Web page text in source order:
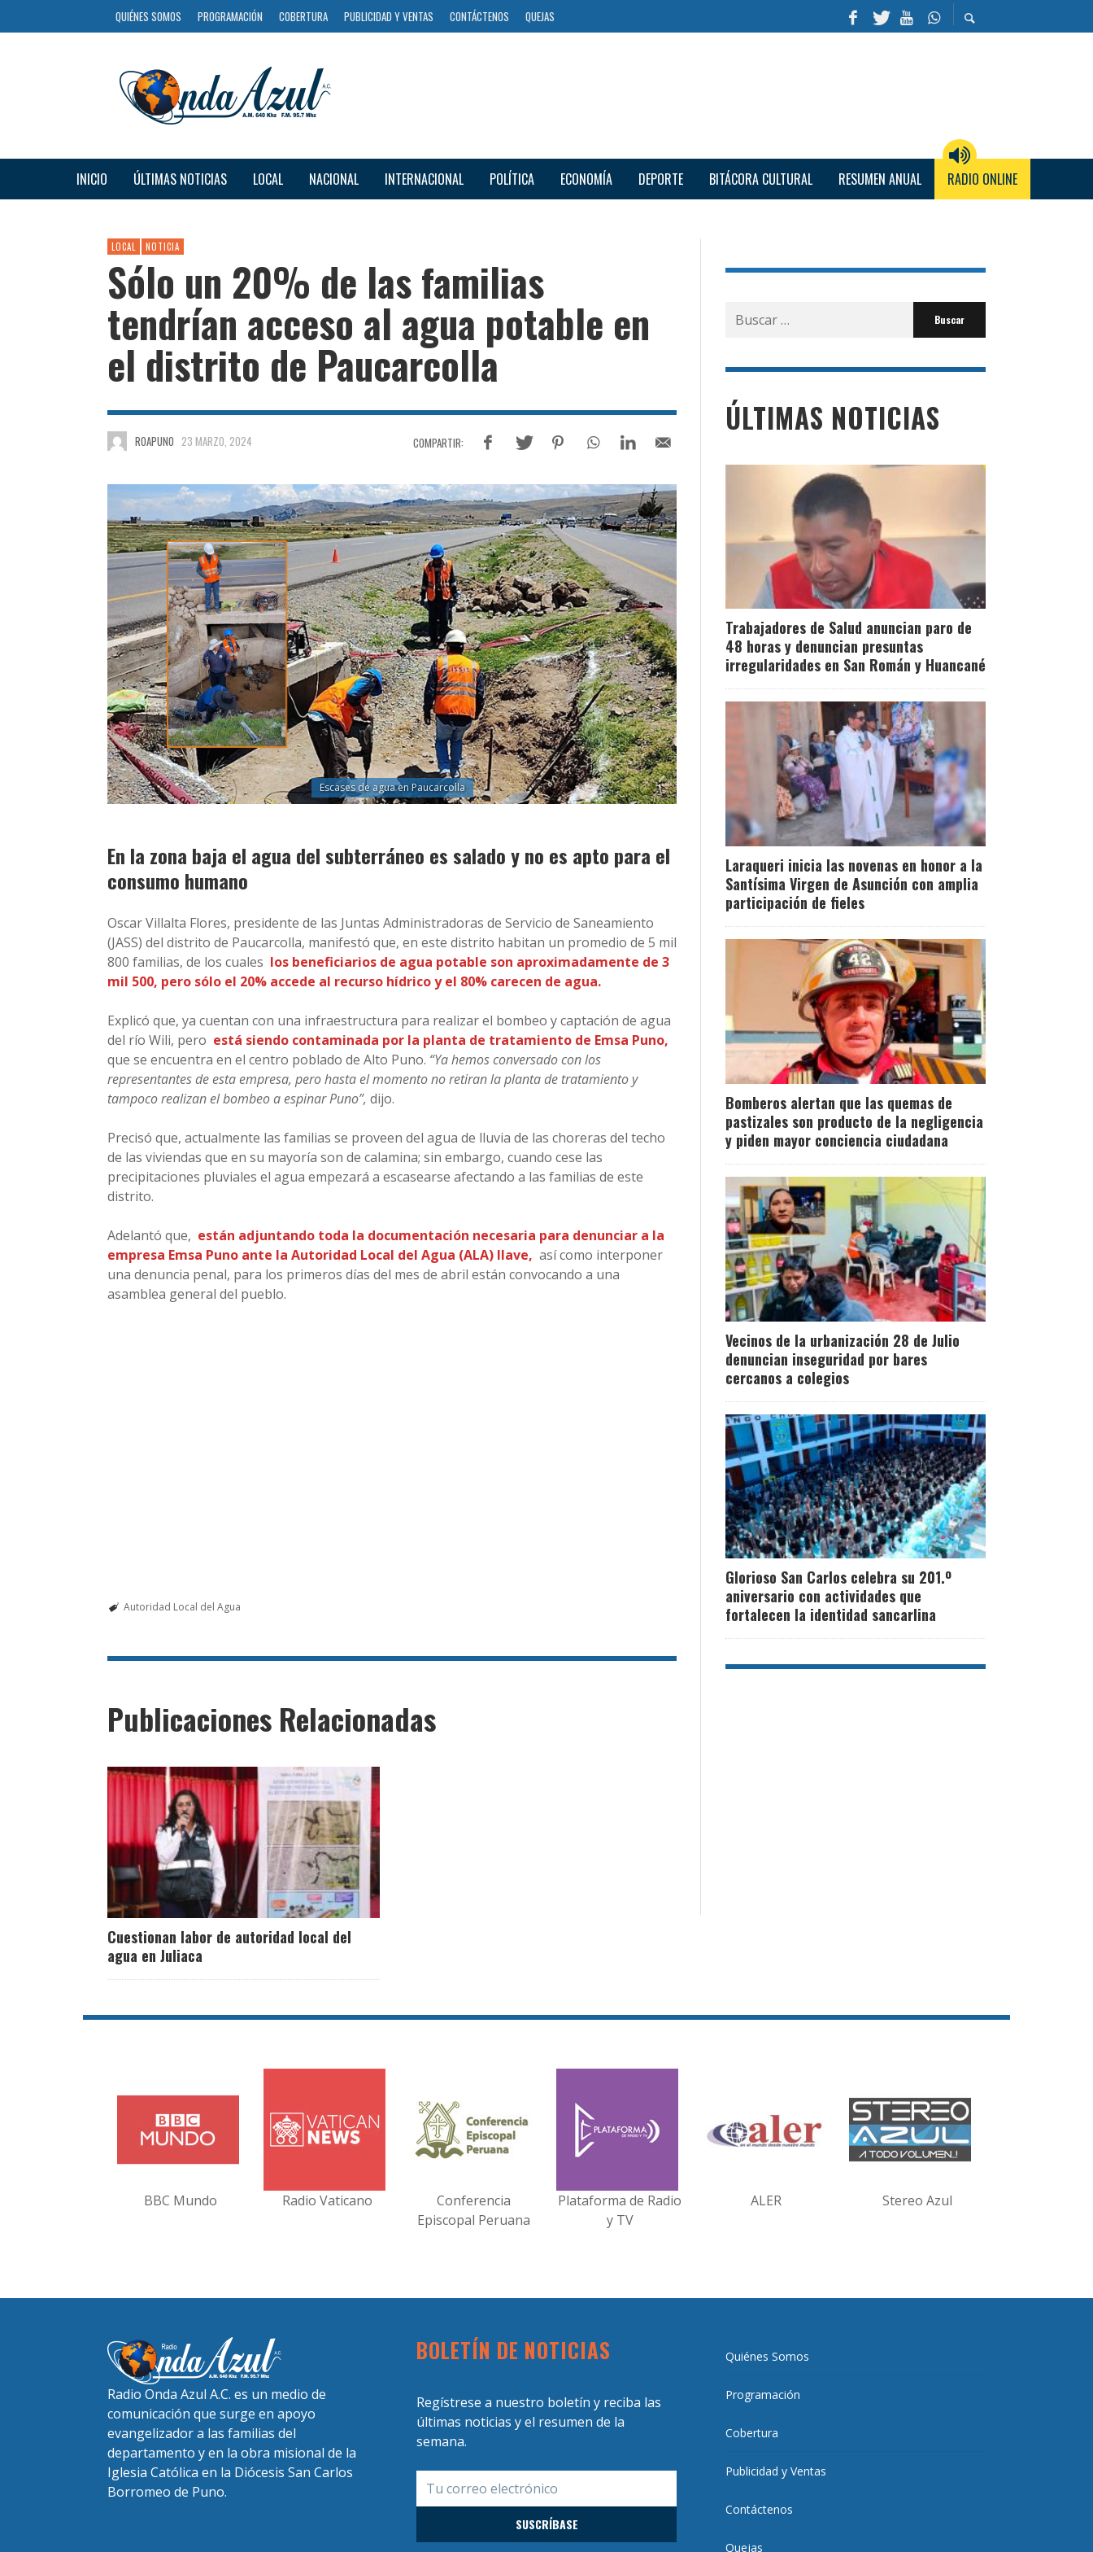
QUIÉNES SOMOS PROGRAMACIÓN COBERTURA PUBLICIDAD Y VENTAS CONTÁCTENOS QUEJAS
INICIO ÚLTIMAS NOTICIAS LOCAL NACIONAL INTERNACIONAL POLÍTICA ECONOMÍA DEPORTE BITÁCORA CULTURAL RESUMEN ANUAL RADIO ONLINE
LOCAL NOTICIA
Sólo un 20% de las familias
tendrían acceso al agua potable en
el distrito de Paucarcolla
ROAPUNO 23 MARZO, 2024
Escases de agua en Paucarcolla
En la zona baja el agua del subterráneo es salado y no es apto para el
consumo humano
Oscar Villalta Flores, presidente de las Juntas Administradoras de Servicio de Saneamiento
(JASS) del distrito de Paucarcolla, manifestó que, en este distrito habitan un promedio de 5 mil
800 familias, de los cuales los beneficiarios de agua potable son aproximadamente de 3
mil 500, pero sólo el 20% accede al recurso hídrico y el 80% carecen de agua.
Explicó que, ya cuentan con una infraestructura para realizar el bombeo y captación de agua
del río Wili, pero está siendo contaminada por la planta de tratamiento de Emsa Puno,
que se encuentra en el centro poblado de Alto Puno. “Ya hemos conversado con los
representantes de esta empresa, pero hasta el momento no retiran la planta de tratamiento y
tampoco realizan el bombeo a espinar Puno”, dijo.
Precisó que, actualmente las familias se proveen del agua de lluvia de las choreras del techo
de las viviendas que en su mayoría son de calamina; sin embargo, cuando cese las
precipitaciones pluviales el agua empezará a escasearse afectando a las familias de este
distrito.
Adelantó que, están adjuntando toda la documentación necesaria para denunciar a la
empresa Emsa Puno ante la Autoridad Local del Agua (ALA) Ilave, así como interponer
una denuncia penal, para los primeros días del mes de abril están convocando a una
asamblea general del pueblo.
Autoridad Local del Agua
Publicaciones Relacionadas
Cuestionan labor de autoridad local del
agua en Juliaca
Buscar
por:
ÚLTIMAS NOTICIAS
Trabajadores de Salud anuncian paro de
48 horas y denuncian presuntas
irregularidades en San Román y Huancané
Laraqueri inicia las novenas en honor a la
Santísima Virgen de Asunción con amplia
participación de fieles
Bomberos alertan que las quemas de
pastizales son producto de la negligencia
y piden mayor conciencia ciudadana
Vecinos de la urbanización 28 de Julio
denuncian inseguridad por bares
cercanos a colegios
Glorioso San Carlos celebra su 201.º
aniversario con actividades que
fortalecen la identidad sancarlina
BBC Mundo Radio Vaticano
Conferencia
Episcopal Peruana
Plataforma de Radio
y TV
ALER Stereo Azul
Radio Onda Azul A.C. es un medio de
comunicación que surge en apoyo
evangelizador a las familias del
departamento y en la obra misional de la
Iglesia Católica en la Diócesis San Carlos
Borromeo de Puno.
BOLETÍN DE NOTICIAS
Regístrese a nuestro boletín y reciba las
últimas noticias y el resumen de la
semana.
Quiénes Somos
Programación
Cobertura
Publicidad y Ventas
Contáctenos
Quejas